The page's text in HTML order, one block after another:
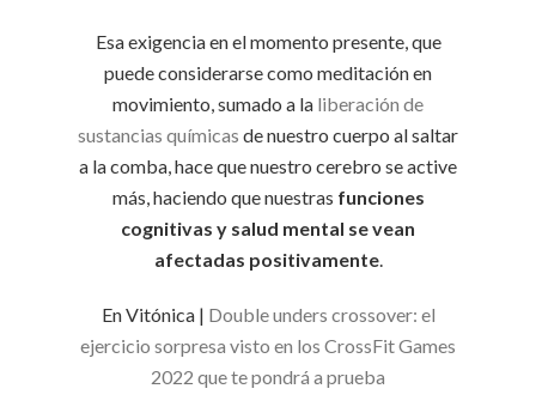
Esa exigencia en el momento presente, que
puede considerarse como meditación en
movimiento, sumado a la liberación de
sustancias químicas de nuestro cuerpo al saltar
a la comba, hace que nuestro cerebro se active
más, haciendo que nuestras funciones
cognitivas y salud mental se vean
afectadas positivamente.
En Vitónica | Double unders crossover: el
ejercicio sorpresa visto en los CrossFit Games
2022 que te pondrá a prueba